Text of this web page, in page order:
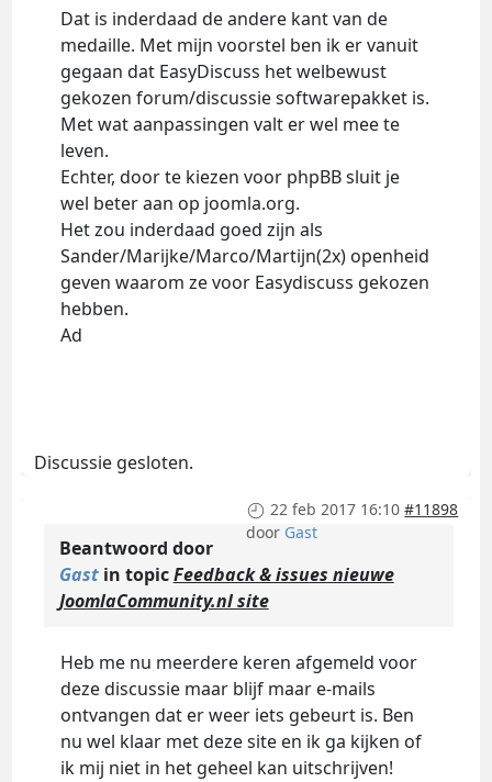
Dat is inderdaad de andere kant van de
medaille. Met mijn voorstel ben ik er vanuit
gegaan dat EasyDiscuss het welbewust
gekozen forum/discussie softwarepakket is.
Met wat aanpassingen valt er wel mee te
leven.
Echter, door te kiezen voor phpBB sluit je
wel beter aan op joomla.org.
Het zou inderdaad goed zijn als
Sander/Marijke/Marco/Martijn(2x) openheid
geven waarom ze voor Easydiscuss gekozen
hebben.
Ad
Discussie gesloten.
22 feb 2017 16:10 #11898
door Gast
Beantwoord door
Gastin topicFeedback & issues nieuwe
JoomlaCommunity.nl site
Heb me nu meerdere keren afgemeld voor
deze discussie maar blijf maar e-mails
ontvangen dat er weer iets gebeurt is. Ben
nu wel klaar met deze site en ik ga kijken of
ik mij niet in het geheel kan uitschrijven!